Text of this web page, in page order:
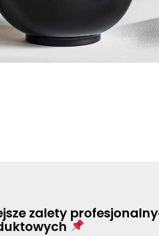
zalety